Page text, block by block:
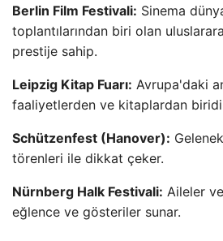
Berlin Film Festivali: Sinema
toplantılarından biri olan
prestije sahip.
Leipzig Kitap Fuarı: Avrupa'daki
faaliyetlerden ve kitaplardan
Schützenfest (Hanover):
törenleri ile dikkat çeker.
Nürnberg Halk Festivali: Aileler
eğlence ve gösteriler sunar.